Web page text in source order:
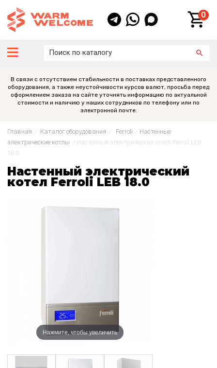
0
В связи с отсутствием стабильности в поставках представленного
оборудования, а также неустойчивости курсов валют, просьба перед
оформлением заказа на сайте уточнять информацию по актуальной
стоимости и наличию у наших сотрудников по телефону или по
электронной почте.
Главная Каталог оборудования Ferroli
Настенные
электрические котлы
Настенный электрический котел Ferroli LEB
18.0
Настенный электрический
котел Ferroli LEB 18.0
Нажмите, чтобы увеличить